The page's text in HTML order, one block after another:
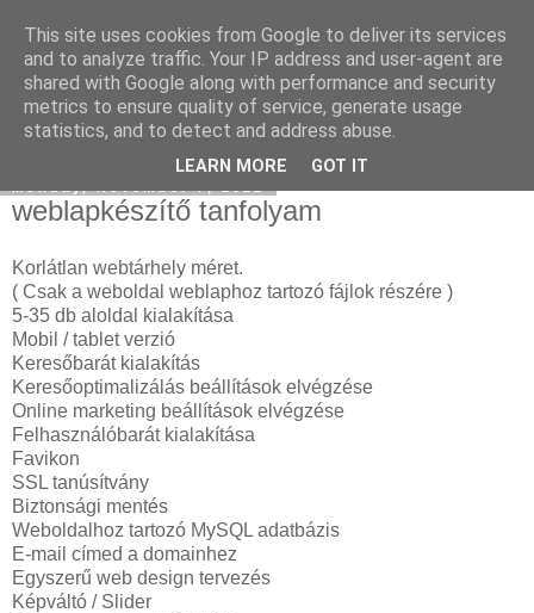
Mercedes külföldről
weblapkészítő tanfolyam
Korlátlan webtárhely méret.
( Csak a weboldal weblaphoz tartozó fájlok részére )
5-35 db aloldal kialakítása
Mobil / tablet verzió
Keresőbarát kialakítás
Keresőoptimalizálás beállítások elvégzése
Online marketing beállítások elvégzése
Felhasználóbarát kialakítása
Favikon
SSL tanúsítvány
Biztonsági mentés
Weboldalhoz tartozó MySQL adatbázis
E-mail címed a domainhez
Egyszerű web design tervezés
Képváltó / Slider
This site uses cookies from Google to deliver its services
and to analyze traffic. Your IP address and user-agent are
shared with Google along with performance and security
metrics to ensure quality of service, generate usage
statistics, and to detect and address abuse.
LEARN MORE GOT IT